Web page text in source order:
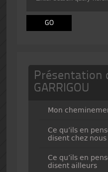
Présentation
GARRIGOU
Mon
Ce qu’ils en
disent chez nous
Ce qu’ils en
disent ailleurs